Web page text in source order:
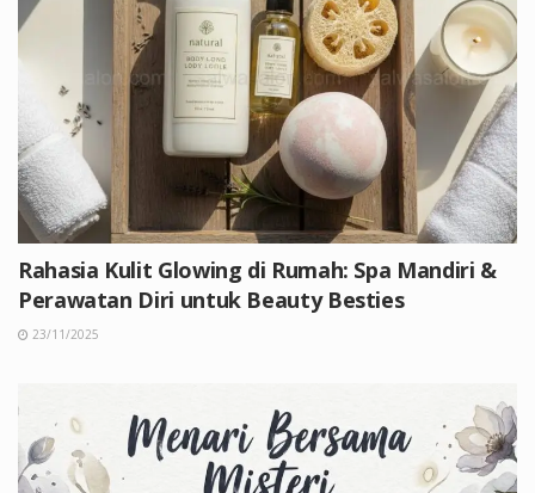
Rahasia Kulit Glowing di Rumah: Spa Mandiri &
Perawatan Diri untuk Beauty Besties
23/11/2025